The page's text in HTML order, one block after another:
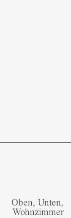
Oben, Unten,
Wohnzimmer